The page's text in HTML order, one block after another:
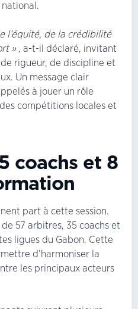
l’équité, de la crédibilité
», a-t-il déclaré, invitant
rigueur, de discipline et
Un message clair
à jouer un rôle
compétitions locales et
coachs et 8
part à cette session.
57 arbitres, 35 coachs et
ligues du Gabon. Cette
d’harmoniser la
les principaux acteurs